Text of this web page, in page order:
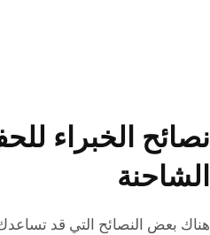
نصائح الخبراء
الشاحنة
هناك بعض النصائح التي قد